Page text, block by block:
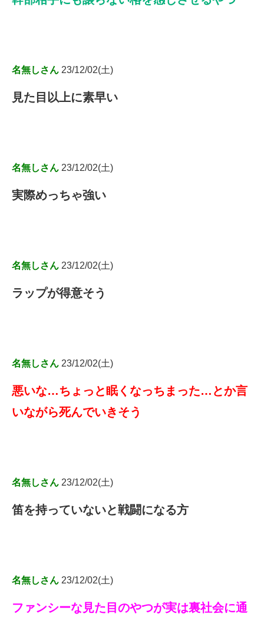
名無しさん 23/12/02(土)
見た目以上に素早い
名無しさん 23/12/02(土)
実際めっちゃ強い
名無しさん 23/12/02(土)
ラップが得意そう
名無しさん 23/12/02(土)
悪いな…ちょっと眠くなっちまった…とか言
いながら死んでいきそう
名無しさん 23/12/02(土)
笛を持っていないと戦闘になる方
名無しさん 23/12/02(土)
ファンシーな見た目のやつが実は裏社会に通